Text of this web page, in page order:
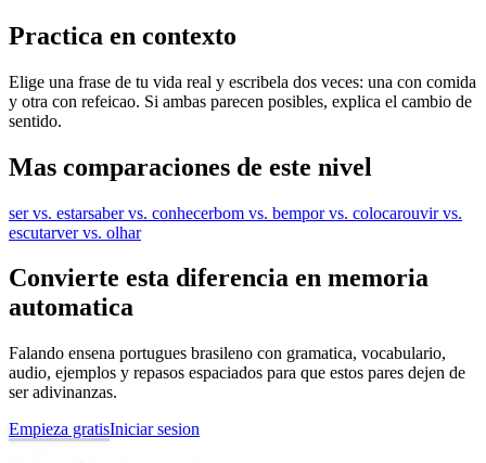
Practica en contexto
Elige una frase de tu vida real y escribela dos veces: una con comida
y otra con refeicao. Si ambas parecen posibles, explica el cambio de
sentido.
Mas comparaciones de este nivel
ser vs. estarsaber vs. conhecerbom vs. bempor vs. colocarouvir vs.
escutarver vs. olhar
Convierte esta diferencia en memoria
automatica
Falando ensena portugues brasileno con gramatica, vocabulario,
audio, ejemplos y repasos espaciados para que estos pares dejen de
ser adivinanzas.
Empieza gratisIniciar sesion